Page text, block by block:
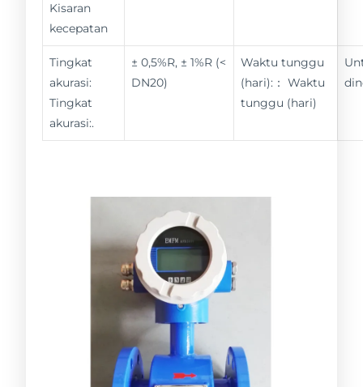
Kisaran
kecepatan
Tingkat
akurasi:
Tingkat
akurasi:.
± 0,5%R, ± 1%R (<
DN20)
Waktu tunggu
(hari):： Waktu
tunggu (hari)